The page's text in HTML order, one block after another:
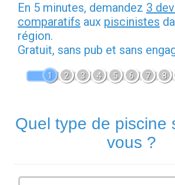
En 5 minutes, demandez 3
comparatifs aux piscinistes
région.
Gratuit, sans pub et sans
1 2 3 4 5 6 7 8
Quel type de piscine
vous ?